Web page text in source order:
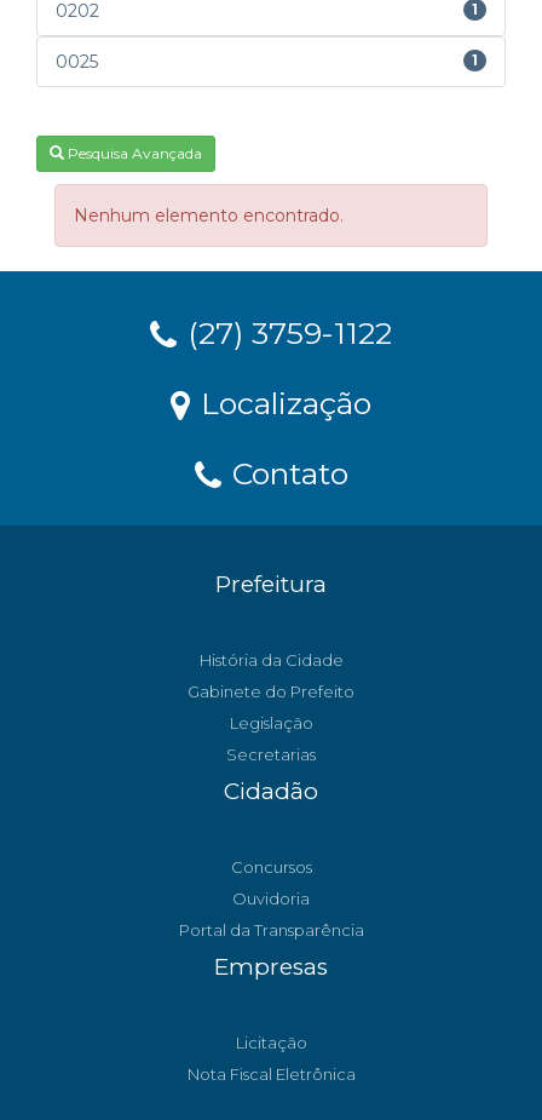
0202 1
0025 1
Pesquisa Avançada
Nenhum elemento encontrado.
(27) 3759-1122
Localização
Contato
Prefeitura
História da Cidade
Gabinete do Prefeito
Legislação
Secretarias
Cidadão
Concursos
Ouvidoria
Portal da Transparência
Empresas
Licitação
Nota Fiscal Eletrônica